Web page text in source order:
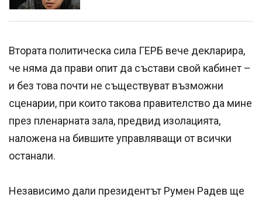
Втората политическа сила ГЕРБ вече декларира,
че няма да прави опит да състави свой кабинет –
и без това почти не съществуват възможни
сценарии, при които такова правителство да мине
през пленарната зала, предвид изолацията,
наложена на бившите управляващи от всички
останали.
Независимо дали президентът Румен Радев ще